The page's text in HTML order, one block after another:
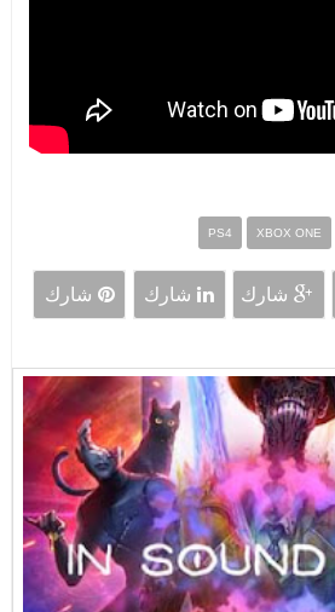
PS4 XBOX ONE
شارك شارك شارك